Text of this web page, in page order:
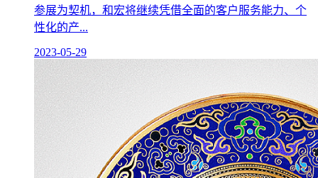
参展为契机，和宏将继续凭借全面的客户服务能力、个
性化的产...
2023-05-29